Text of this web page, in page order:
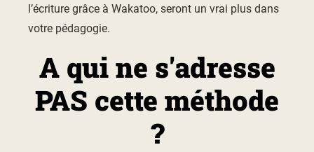
l’écriture grâce à Wakatoo, seront un vrai plus dans
votre pédagogie.
A qui ne s'adresse
PAS cette méthode
?